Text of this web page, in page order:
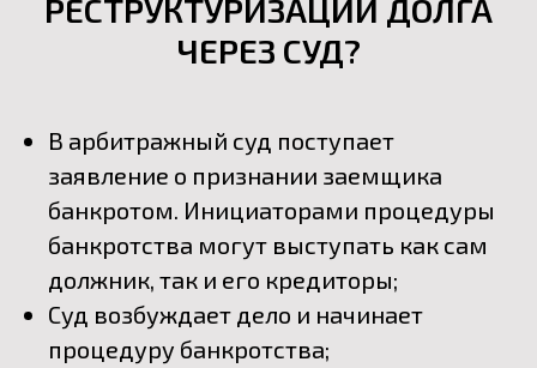
РЕСТРУКТУРИЗАЦИИ ДОЛГА
ЧЕРЕЗ СУД?
В арбитражный суд поступает
заявление о признании заемщика
банкротом. Инициаторами процедуры
банкротства могут выступать как сам
должник, так и его кредиторы;
Суд возбуждает дело и начинает
процедуру банкротства;